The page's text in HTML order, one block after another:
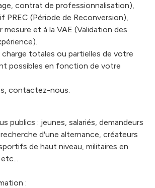
contrat de professionnalisation),
PREC (Période de Reconversion),
et à la VAE (Validation des
charge totales ou partielles de votre
possibles en fonction de votre
contactez-nous.
publics : jeunes, salariés, demandeurs
d'une alternance, créateurs
de haut niveau, militaires en
: